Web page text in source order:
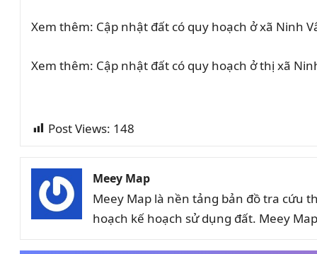
Xem thêm: Cập nhật đất có quy hoạch ở xã Ninh
Xem thêm: Cập nhật đất có quy hoạch ở thị xã
Post Views: 148
Meey Map
Meey Map là nền tảng bản đồ tra cứu
hoạch kế hoạch sử dụng đất. Meey